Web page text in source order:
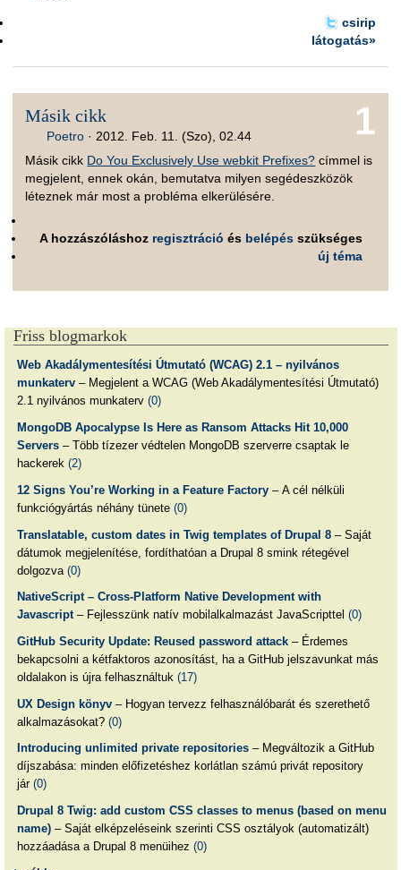
csirip
látogatás»
1
Másik cikk
Poetro · 2012. Feb. 11. (Szo), 02.44
Másik cikk Do You Exclusively Use webkit Prefixes? címmel is
megjelent, ennek okán, bemutatva milyen segédeszközök
léteznek már most a probléma elkerülésére.
A hozzászóláshoz regisztráció és belépés szükséges
új téma
Friss blogmarkok
Web Akadálymentesítési Útmutató (WCAG) 2.1 – nyilvános
munkaterv– Megjelent a WCAG (Web Akadálymentesítési Útmutató)
2.1 nyilvános munkaterv (0)
MongoDB Apocalypse Is Here as Ransom Attacks Hit 10,000
Servers– Több tízezer védtelen MongoDB szerverre csaptak le
hackerek (2)
12 Signs You’re Working in a Feature Factory– A cél nélküli
funkciógyártás néhány tünete (0)
Translatable, custom dates in Twig templates of Drupal 8– Saját
dátumok megjelenítése, fordíthatóan a Drupal 8 smink rétegével
dolgozva (0)
NativeScript – Cross-Platform Native Development with
Javascript– Fejlesszünk natív mobilalkalmazást JavaScripttel (0)
GitHub Security Update: Reused password attack– Érdemes
bekapcsolni a kétfaktoros azonosítást, ha a GitHub jelszavunkat más
oldalakon is újra felhasználtuk (17)
UX Design könyv– Hogyan tervezz felhasználóbarát és szerethető
alkalmazásokat? (0)
Introducing unlimited private repositories– Megváltozik a GitHub
díjszabása: minden előfizetéshez korlátlan számú privát repository
jár (0)
Drupal 8 Twig: add custom CSS classes to menus (based on menu
name)– Saját elképzeléseink szerinti CSS osztályok (automatizált)
hozzáadása a Drupal 8 menüihez (0)